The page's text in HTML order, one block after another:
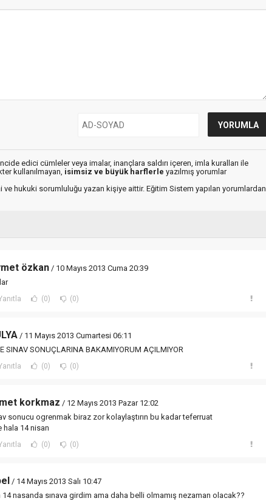
edici cümleler veya imalar, inançlara saldırı içeren, imla kuralları ile
kullanılmayan, isimsiz ve büyük harflerle yazılmış yorumlar
ve hukuki sorumluluğu yazan kişiye aittir. Eğitim Sistem yapılan yorumlardan
özkan / 10 Mayıs 2013 Cuma 20:39
(0) (0)
/ 11 Mayıs 2013 Cumartesi 06:11
SINAV SONUÇLARINA BAKAMIYORUM AÇILMIYOR
(0) (0)
korkmaz / 12 Mayıs 2013 Pazar 12:02
sonucu ogrenmak biraz zor kolaylaştırın bu kadar teferruat
hala 14 nisan
(0) (0)
/ 14 Mayıs 2013 Salı 10:47
14 nasanda sınava girdim ama daha belli olmamış nezaman olacak??